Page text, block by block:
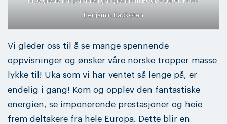
Benjamin Backofen
Vi gleder oss til å se mange spennende
oppvisninger og ønsker våre norske tropper masse
lykke til! Uka som vi har ventet så lenge på, er
endelig i gang! Kom og opplev den fantastiske
energien, se imponerende prestasjoner og heie
frem deltakere fra hele Europa. Dette blir en